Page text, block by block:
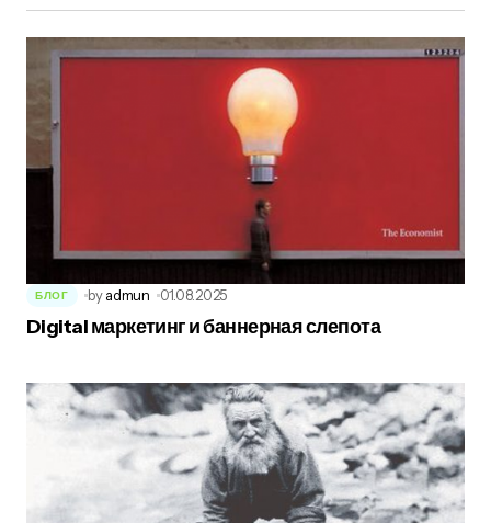
БЛОГ by admun 01.08.2025
Digital маркетинг и баннерная слепота